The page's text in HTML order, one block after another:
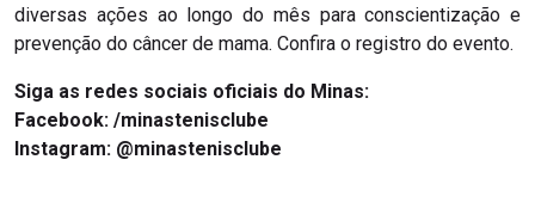
diversas ações ao longo do mês para conscientização e
prevenção do câncer de mama. Confira o registro do evento.
Siga as redes sociais oficiais do Minas:
Facebook: /minastenisclube
Instagram: @minastenisclube